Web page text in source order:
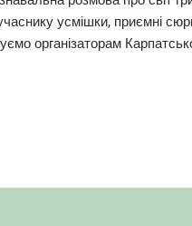
усмішки, приємні
організаторам